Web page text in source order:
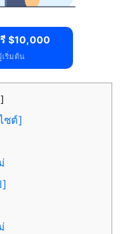
$10,000
ริ่มต้น
]
ซต์]
]